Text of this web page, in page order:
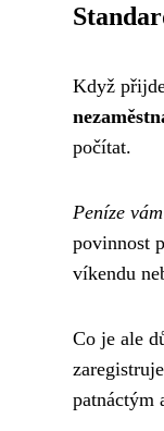
Když
počítat.
Peníze
povinnost
víkendu
Co je ale
patnáctým